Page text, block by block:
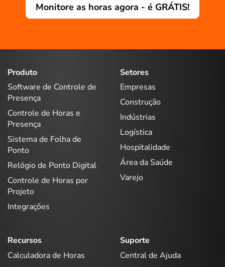
Monitore as horas agora - é GRÁTIS!
Produto
Software de Controle de
Presença
Controle de Horas e
Presença
Sistema de Folha de
Ponto
Relógio de Ponto Digital
Controle de Horas por
Projeto
Integrações
Setores
Empresas
Construção
Indústrias
Logística
Hospitalidade
Área da Saúde
Varejo
Recursos
Calculadora de Horas
Suporte
Central de Ajuda